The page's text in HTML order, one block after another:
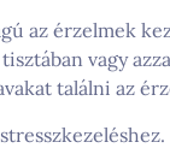
az érzelmek
tisztában vagy
találni az